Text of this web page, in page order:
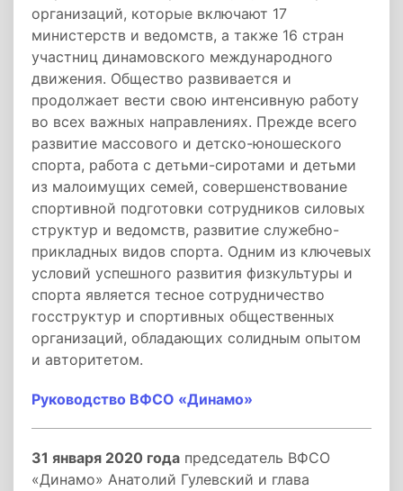
организаций, которые включают 17
министерств и ведомств, а также 16 стран
участниц динамовского международного
движения. Общество развивается и
продолжает вести свою интенсивную работу
во всех важных направлениях. Прежде всего
развитие массового и детско-юношеского
спорта, работа с детьми-сиротами и детьми
из малоимущих семей, совершенствование
спортивной подготовки сотрудников силовых
структур и ведомств, развитие служебно-
прикладных видов спорта. Одним из ключевых
условий успешного развития физкультуры и
спорта является тесное сотрудничество
госструктур и спортивных общественных
организаций, обладающих солидным опытом
и авторитетом.
Руководство ВФСО «Динамо»
31 января 2020 года председатель ВФСО
«Динамо» Анатолий Гулевский и глава